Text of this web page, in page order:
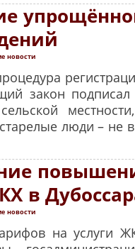
новости
закон
люди – не
в
новости
на услуги